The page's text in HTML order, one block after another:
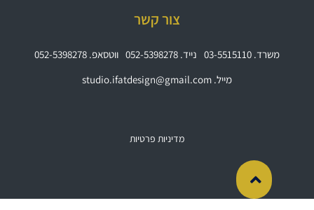
צור קשר
משרד. 03-5515110 נייד. 052-5398278
ווטסאפ. 052-5398278
מייל. studio.ifatdesign@gmail.com
מדיניות פרטיות